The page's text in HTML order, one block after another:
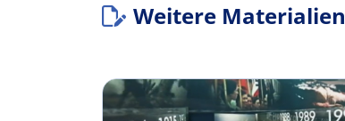
Weitere Materialien